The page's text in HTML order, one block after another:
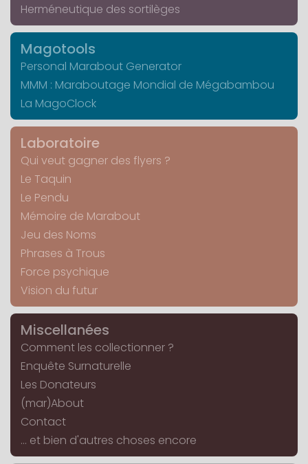
Herméneutique des sortilèges
Magotools
Personal Marabout Generator
MMM : Maraboutage Mondial de Mégabambou
La MagoClock
Laboratoire
Qui veut gagner des flyers ?
Le Taquin
Le Pendu
Mémoire de Marabout
Jeu des Noms
Phrases à Trous
Force psychique
Vision du futur
Miscellanées
Comment les collectionner ?
Enquête Surnaturelle
Les Donateurs
(mar)About
Contact
... et bien d'autres choses encore